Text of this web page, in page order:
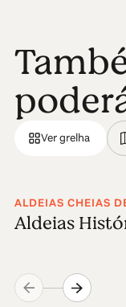
Ver grelha
ALDEIAS CHEIAS
Aldeias